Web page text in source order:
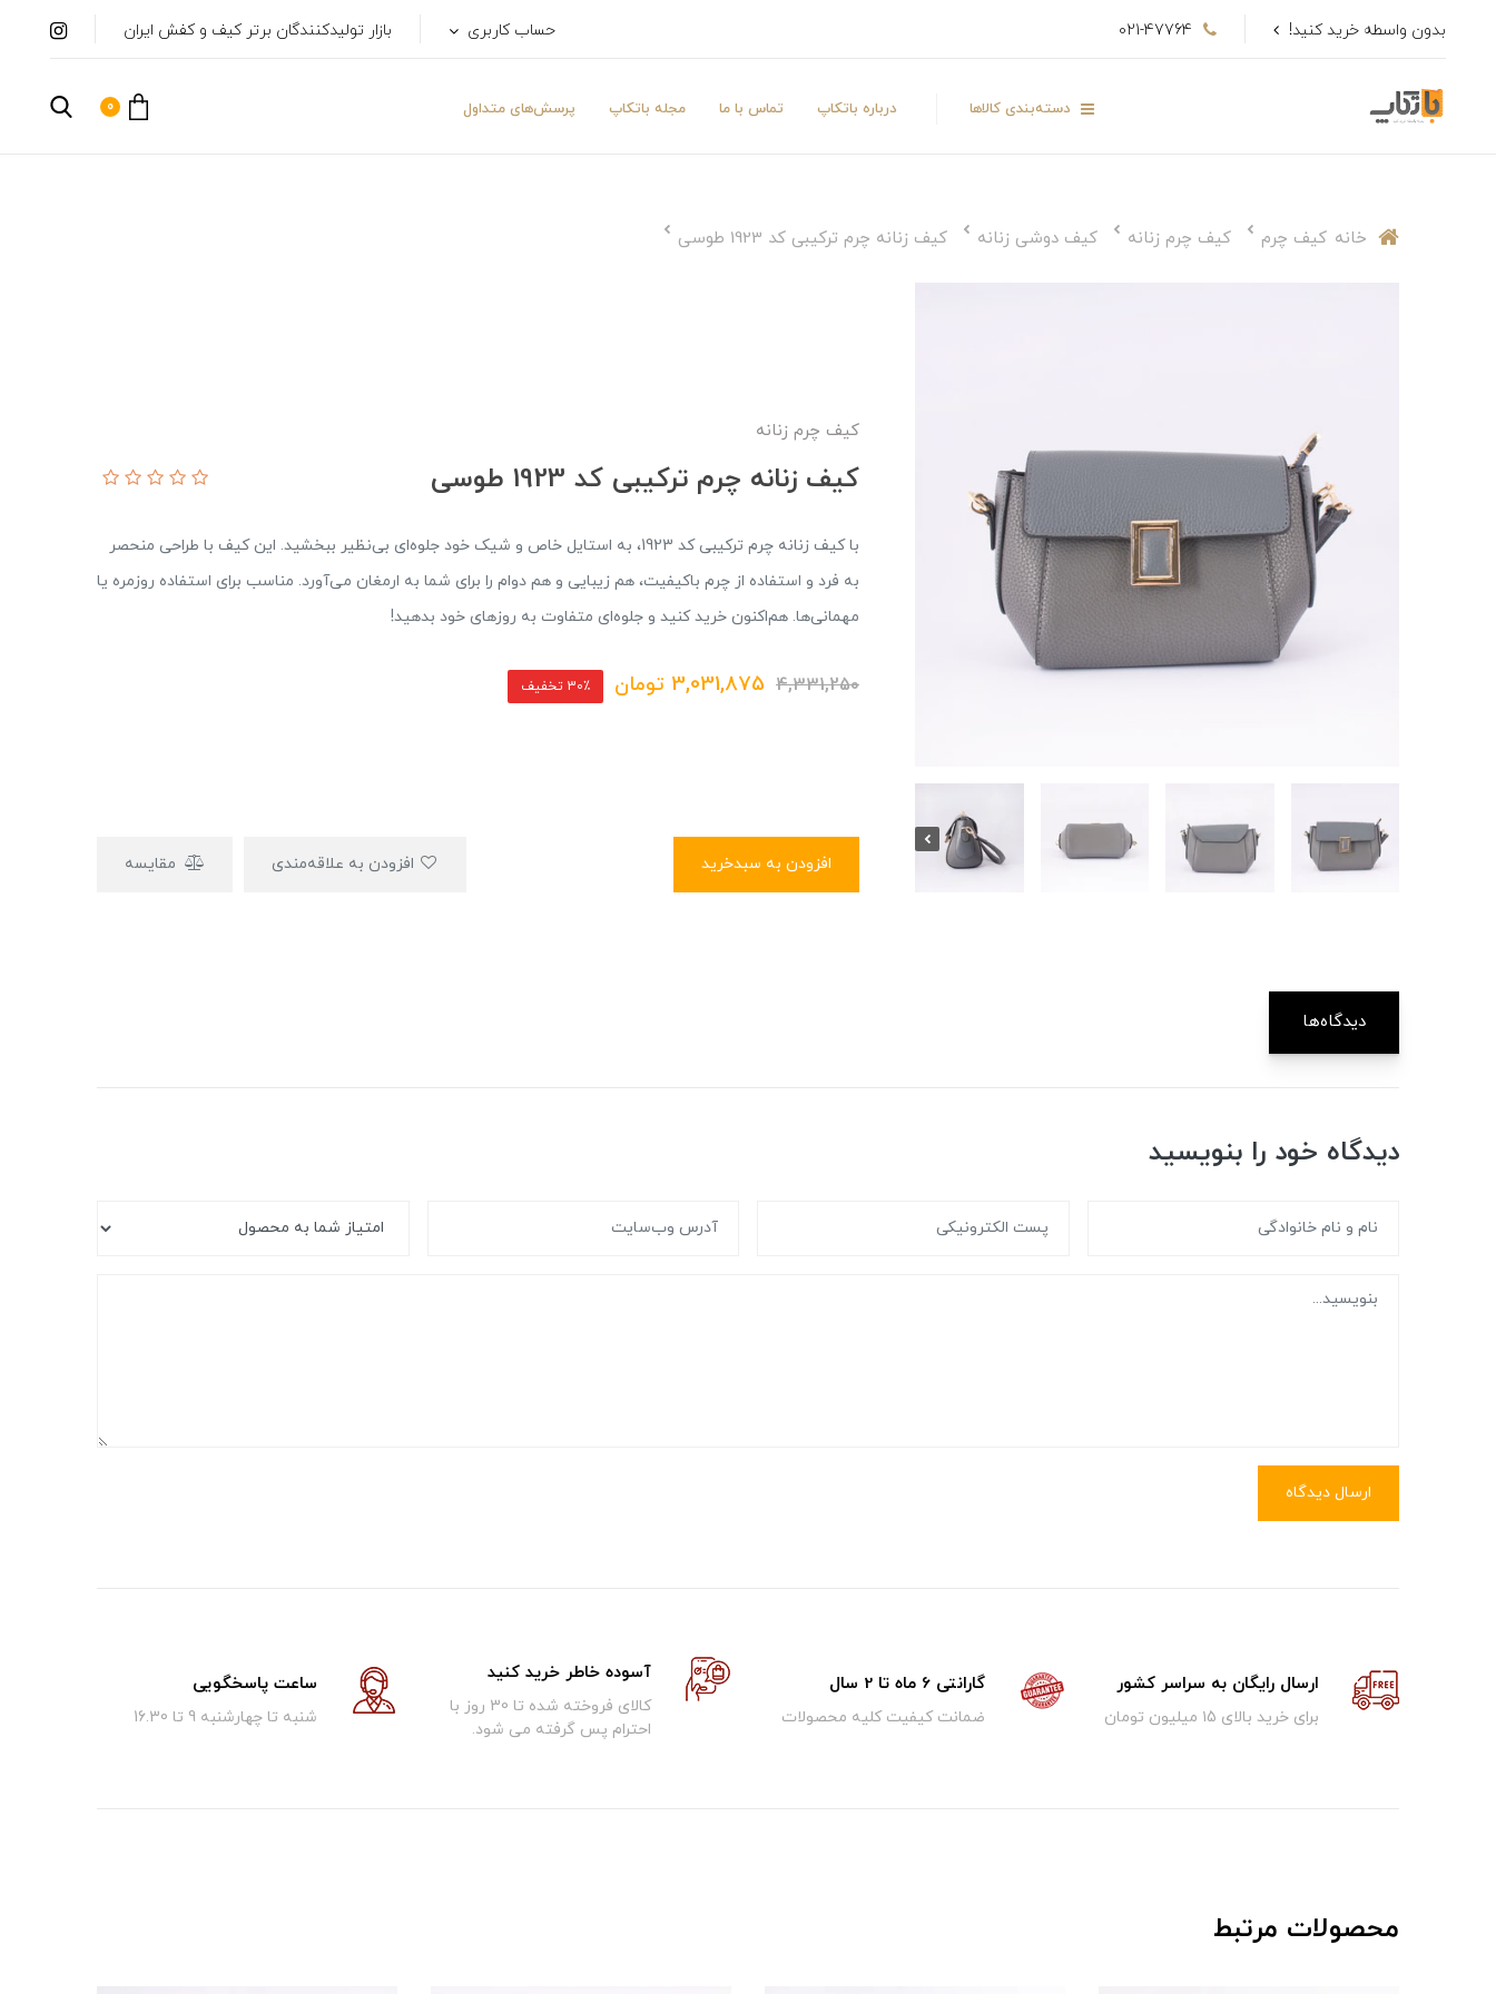
بدون واسطه خرید کنید! 021-47764 حساب کاربری بازار تولیدکنندگان برتر کیف و کفش ایران
دسته‌بندی کالاها درباره باتکاپ تماس با ما مجله باتکاپ پرسش‌های متداول 0
خانه کیف چرم کیف چرم زنانه کیف دوشی زنانه کیف زنانه چرم ترکیبی کد 1923 طوسی
کیف چرم زنانه
کیف زنانه چرم ترکیبی کد 1923 طوسی
با کیف زنانه چرم ترکیبی کد 1923، به استایل خاص و شیک خود جلوه‌ای بی‌نظیر ببخشید. این کیف با طراحی منحصر
به فرد و استفاده از چرم باکیفیت، هم زیبایی و هم دوام را برای شما به ارمغان می‌آورد. مناسب برای استفاده روزمره یا
مهمانی‌ها. هم‌اکنون خرید کنید و جلوه‌ای متفاوت به روزهای خود بدهید!
4,331,250
3,031,875 تومان 30٪ تخفیف
افزودن به سبدخرید مقایسه
دیدگاه‌ها
دیدگاه خود را بنویسید
ارسال دیدگاه
ارسال رایگان به سراسر کشور
برای خرید بالای ۱5 میلیون تومان
گارانتی 6 ماه تا 2 سال
ضمانت کیفیت کلیه محصولات
آسوده خاطر خرید کنید
کالای فروخته شده تا 30 روز با
احترام پس گرفته می شود.
ساعت پاسخگویی
شنبه تا چهارشنبه 9 تا 16.30
محصولات مرتبط